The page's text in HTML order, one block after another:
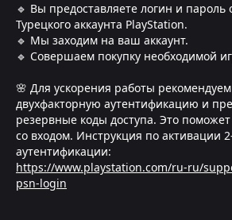
🔹 Вы предоставляете логин и пароль
Турецкого аккаунта PlayStation.
🔹 Мы заходим на ваш аккаунт.
🔹 Совершаем покупку необходимой
🌸 Для ускорения работы
двухфакторную аутентификацию и
резервные коды доступа. Это
со входом. Инструкция по активации
аутентификации:
https://www.playstation.com/ru-ru/
psn-login